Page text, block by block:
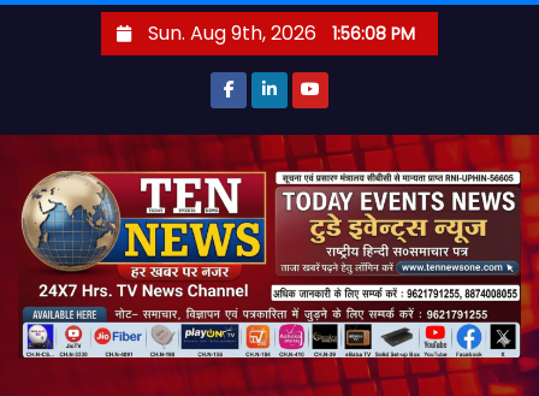
Sun. Aug 9th, 2026 1:56:09 PM